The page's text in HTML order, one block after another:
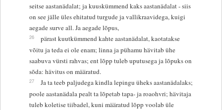
seitse aastanädalat; ja kuuskümmend kaks aastanädalat - siis
on see jälle üles ehitatud turgude ja vallikraavidega, kuigi
aegade surve all. Ja aegade lõpus,
26
pärast kuutkümmend kahte aastanädalat, kaotatakse
võitu ja teda ei ole enam; linna ja pühamu hävitab ühe
saabuva vürsti rahvas; ent lõpp tuleb uputusega ja lõpuks on
sõda: hävitus on määratud.
27
Ja ta teeb paljudega kindla lepingu üheks aastanädalaks;
poole aastanädala pealt ta lõpetab tapa- ja roaohvri; hävitaja
tuleb koletise tiibadel, kuni määratud lõpp voolab üle